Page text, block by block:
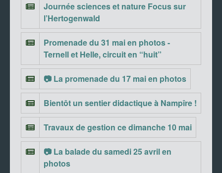
Journée sciences et nature Focus sur
l’Hertogenwald
Promenade du 31 mai en photos -
Ternell et Helle, circuit en “huit”
📷 La promenade du 17 mai en photos
Bientôt un sentier didactique à Nampîre !
Travaux de gestion ce dimanche 10 mai
📷 La balade du samedi 25 avril en
photos